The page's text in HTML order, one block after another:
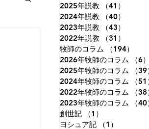
2025年説教
（41）
2024年説教
（40）
2023年説教
（43）
2022年説教
（31）
牧師のコラム
（194）
2026年牧師のコラム
（6
2025年牧師のコラム
（
2024年牧師のコラム
（
2022年牧師のコラム
（
2023年牧師のコラム
（
創世記
（1）
ヨシュア記
（1）